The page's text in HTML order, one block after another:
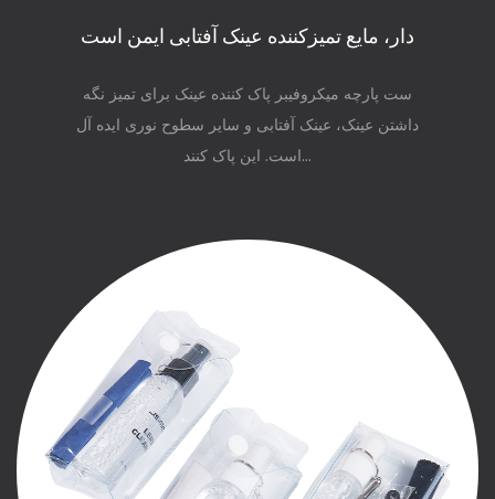
دار، مایع تمیزکننده عینک آفتابی ایمن است
ست پارچه میکروفیبر پاک کننده عینک برای تمیز نگه
داشتن عینک، عینک آفتابی و سایر سطوح نوری ایده آل
است. این پاک کنند...